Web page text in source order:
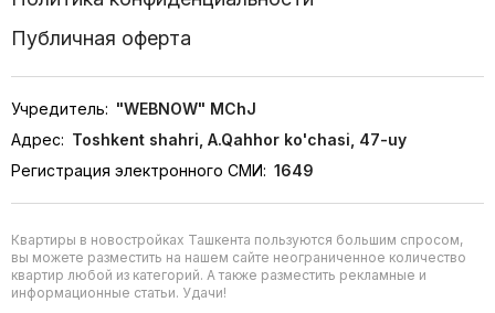
Публичная оферта
Учредитель: "WEBNOW" MChJ
Адрес: Toshkent shahri, A.Qahhor ko'chasi, 47-uy
Регистрация электронного СМИ: 1649
Квартиры в новостройках Ташкента пользуются большим спросом,
вы можете разместить на нашем сайте неограниченное количество
квартир любой из категорий. А также разместить рекламные и
информационные статьи. Удачи!